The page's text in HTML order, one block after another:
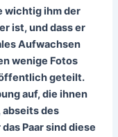
wichtig ihm der
ist, und dass er
Aufwachsen
wenige Fotos
geteilt.
auf, die ihnen
des
Paar sind diese